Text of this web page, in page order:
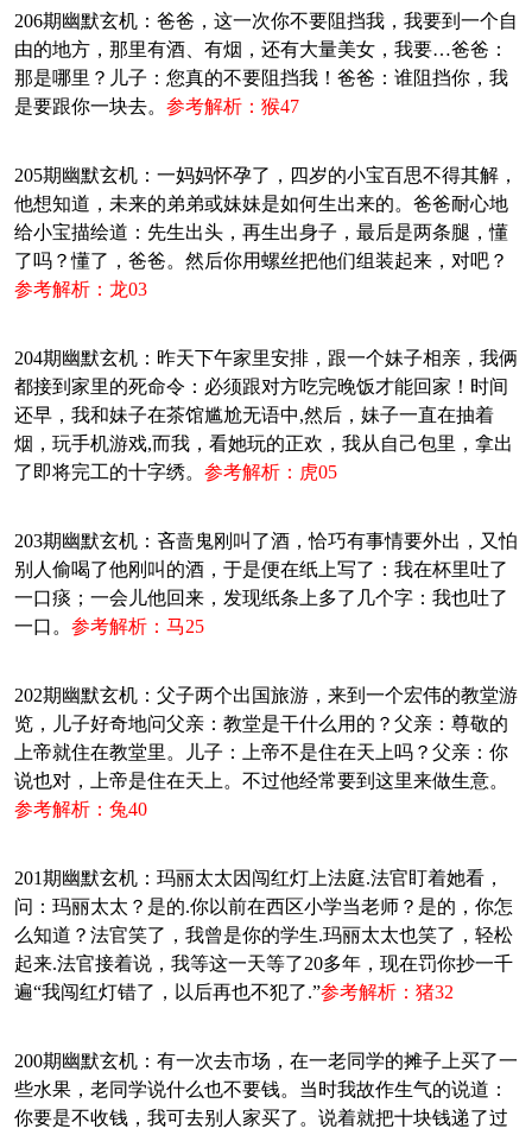
206期幽默玄机：爸爸，这一次你不要阻挡我，我要到一个自
由的地方，那里有酒、有烟，还有大量美女，我要…爸爸：
那是哪里？儿子：您真的不要阻挡我！爸爸：谁阻挡你，我
是要跟你一块去。 参考解析：猴47
205期幽默玄机：一妈妈怀孕了，四岁的小宝百思不得其解，
他想知道，未来的弟弟或妹妹是如何生出来的。爸爸耐心地
给小宝描绘道：先生出头，再生出身子，最后是两条腿，懂
了吗？懂了，爸爸。然后你用螺丝把他们组装起来，对吧？
参考解析：龙03
204期幽默玄机：昨天下午家里安排，跟一个妹子相亲，我俩
都接到家里的死命令：必须跟对方吃完晚饭才能回家！时间
还早，我和妹子在茶馆尴尬无语中,然后，妹子一直在抽着
烟，玩手机游戏,而我，看她玩的正欢，我从自己包里，拿出
了即将完工的十字绣。 参考解析：虎05
203期幽默玄机：吝啬鬼刚叫了酒，恰巧有事情要外出，又怕
别人偷喝了他刚叫的酒，于是便在纸上写了：我在杯里吐了
一口痰；一会儿他回来，发现纸条上多了几个字：我也吐了
一口。 参考解析：马25
202期幽默玄机：父子两个出国旅游，来到一个宏伟的教堂游
览，儿子好奇地问父亲：教堂是干什么用的？父亲：尊敬的
上帝就住在教堂里。儿子：上帝不是住在天上吗？父亲：你
说也对，上帝是住在天上。不过他经常要到这里来做生意。
参考解析：兔40
201期幽默玄机：玛丽太太因闯红灯上法庭.法官盯着她看，
问：玛丽太太？是的.你以前在西区小学当老师？是的，你怎
么知道？法官笑了，我曾是你的学生.玛丽太太也笑了，轻松
起来.法官接着说，我等这一天等了20多年，现在罚你抄一千
遍“我闯红灯错了，以后再也不犯了.”参考解析：猪32
200期幽默玄机：有一次去市场，在一老同学的摊子上买了一
些水果，老同学说什么也不要钱。当时我故作生气的说道：
你要是不收钱，我可去别人家买了。说着就把十块钱递了过